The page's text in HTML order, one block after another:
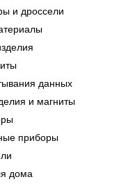
и дроссели
данных
и магниты
приборы
дома